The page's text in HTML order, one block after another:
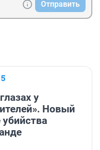
Отправить
у
Новый